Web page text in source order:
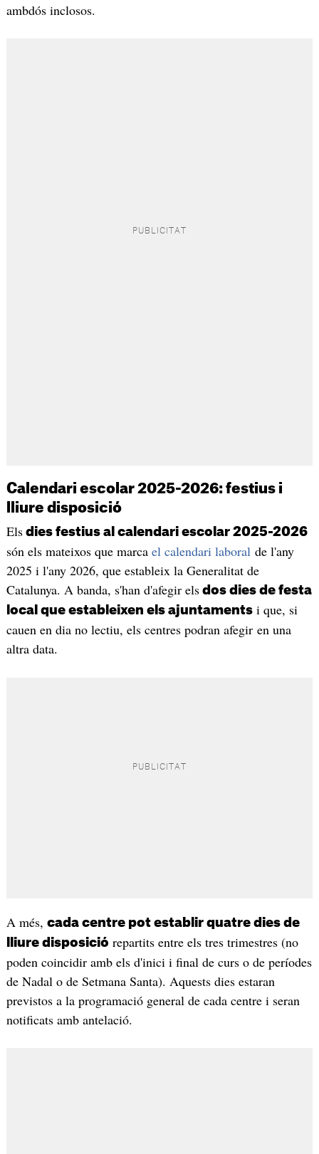
ambdós inclosos.
Calendari escolar 2025-2026: festius i
lliure disposició
Elsdies festius al calendari escolar 2025-2026
són els mateixos que marca el calendari laboralde l'any
2025 i l'any 2026, que estableix la Generalitat de
Catalunya. A banda, s'han d'afegir elsdos dies de festa
local que estableixen els ajuntamentsi que, si
cauen en dia no lectiu, els centres podran afegir en una
altra data.
A més, cada centre pot establir quatre dies de
lliure disposició repartits entre els tres trimestres (no
poden coincidir amb els d'inici i final de curs o de períodes
de Nadal o de Setmana Santa). Aquests dies estaran
previstos a la programació general de cada centre i seran
notificats amb antelació.